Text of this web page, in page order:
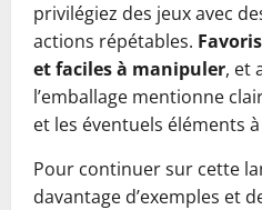
privilégiez des jeux avec
actions répétables.
et faciles à manipuler, et
l’emballage mentionne
et les éventuels éléments
Pour continuer sur cette
davantage d’exemples et